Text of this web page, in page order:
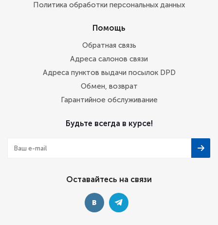
Политика обработки персональных данных
Помощь
Обратная связь
Адреса салонов связи
Адреса пунктов выдачи посылок DPD
Обмен, возврат
Гарантийное обслуживание
Будьте всегда в курсе!
Оставайтесь на связи